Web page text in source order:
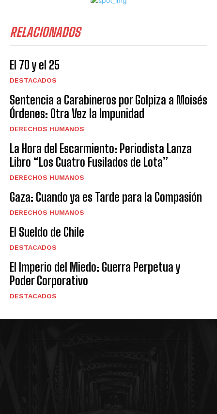
RELACIONADOS
El 70 y el 25
DESTACADOS
Sentencia a Carabineros por Golpiza a Moisés
Órdenes: Otra Vez la Impunidad
DERECHOS HUMANOS
La Hora del Escarmiento: Periodista Lanza
Libro “Los Cuatro Fusilados de Lota”
DERECHOS HUMANOS
Gaza: Cuando ya es Tarde para la Compasión
DERECHOS HUMANOS
El Sueldo de Chile
DESTACADOS
El Imperio del Miedo: Guerra Perpetua y
Poder Corporativo
DESTACADOS